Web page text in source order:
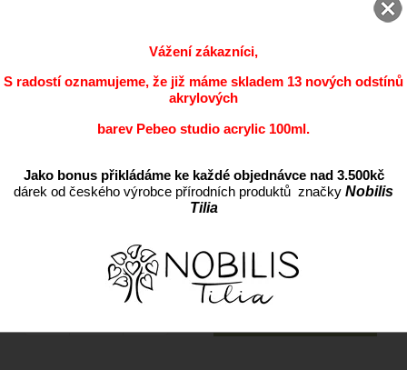
Vážení zákazníci,
S radostí oznamujeme, že již máme skladem 13 nových odstínů
akrylových
barev Pebeo studio acrylic 100ml.
Jako bonus přikládáme ke každé objednávce nad 3.500kč
dárek od českého výrobce přírodních produktů značky Nobilis
Tilia